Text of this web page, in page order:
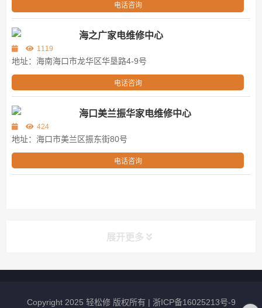
电话咨询
海之广家电维修中心
1119
地址：海南海口市龙华区华垦路4-9号
电话咨询
海口美兰振华家电维修中心
424
地址：海口市美兰区振东街80号
电话咨询
展开更多
Copyright 2025 轻松修 版权所有 | 浙ICP备16025213号-9